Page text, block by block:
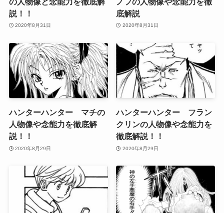
説！！
2020年8月31日
底解説
2020年8月31日
ハンターハンター マチの
人物像や念能力を徹底解
説！！
2020年8月29日
ハンターハンター フラン
クリンの人物像や念能力を
徹底解説！！
2020年8月29日